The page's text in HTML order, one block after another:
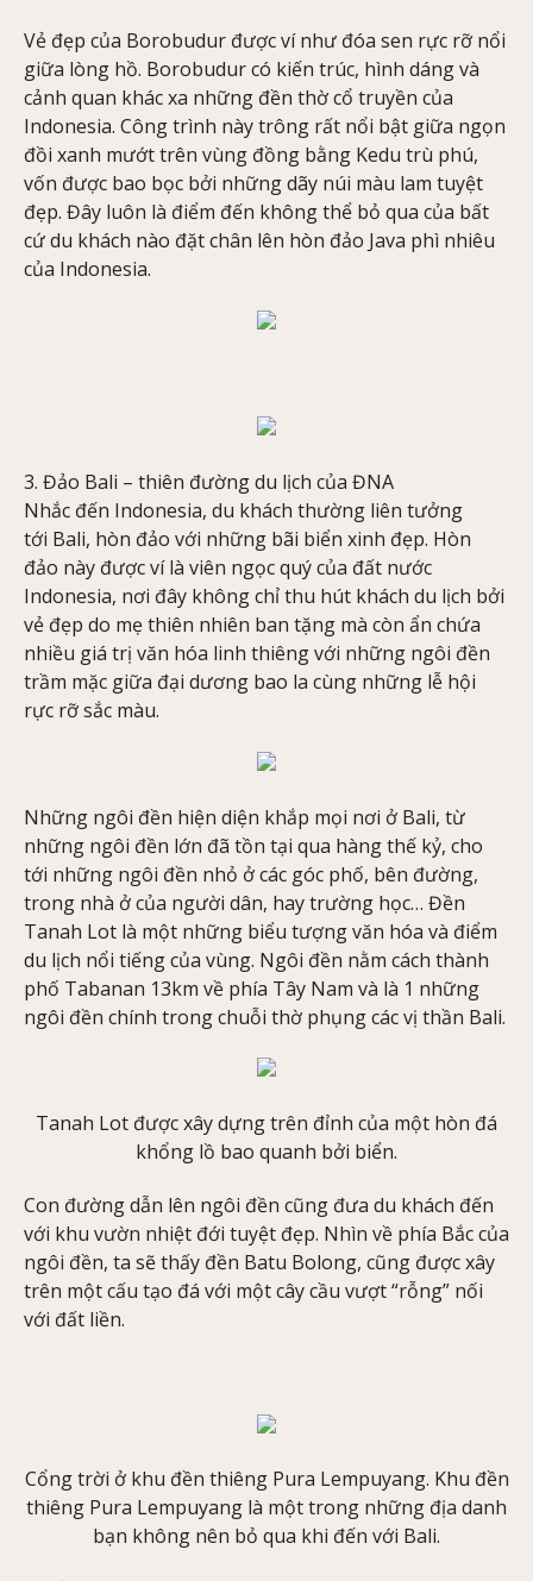
Vẻ đẹp của Borobudur được ví như đóa sen rực rỡ nổi
giữa lòng hồ. Borobudur có kiến trúc, hình dáng và
cảnh quan khác xa những đền thờ cổ truyền của
Indonesia. Công trình này trông rất nổi bật giữa ngọn
đồi xanh mướt trên vùng đồng bằng Kedu trù phú,
vốn được bao bọc bởi những dãy núi màu lam tuyệt
đẹp. Đây luôn là điểm đến không thể bỏ qua của bất
cứ du khách nào đặt chân lên hòn đảo Java phì nhiêu
của Indonesia.
3. Đảo Bali – thiên đường du lịch của ĐNA
Nhắc đến Indonesia, du khách thường liên tưởng
tới Bali, hòn đảo với những bãi biển xinh đẹp. Hòn
đảo này được ví là viên ngọc quý của đất nước
Indonesia, nơi đây không chỉ thu hút khách du lịch bởi
vẻ đẹp do mẹ thiên nhiên ban tặng mà còn ẩn chứa
nhiều giá trị văn hóa linh thiêng với những ngôi đền
trầm mặc giữa đại dương bao la cùng những lễ hội
rực rỡ sắc màu.
Những ngôi đền hiện diện khắp mọi nơi ở Bali, từ
những ngôi đền lớn đã tồn tại qua hàng thế kỷ, cho
tới những ngôi đền nhỏ ở các góc phố, bên đường,
trong nhà ở của người dân, hay trường học… Đền
Tanah Lot là một những biểu tượng văn hóa và điểm
du lịch nổi tiếng của vùng. Ngôi đền nằm cách thành
phố Tabanan 13km về phía Tây Nam và là 1 những
ngôi đền chính trong chuỗi thờ phụng các vị thần Bali.
Tanah Lot được xây dựng trên đỉnh của một hòn đá
khổng lồ bao quanh bởi biển.
Con đường dẫn lên ngôi đền cũng đưa du khách đến
với khu vườn nhiệt đới tuyệt đẹp. Nhìn về phía Bắc của
ngôi đền, ta sẽ thấy đền Batu Bolong, cũng được xây
trên một cấu tạo đá với một cây cầu vượt “rỗng” nối
với đất liền.
Cổng trời ở khu đền thiêng Pura Lempuyang. Khu đền
thiêng Pura Lempuyang là một trong những địa danh
bạn không nên bỏ qua khi đến với Bali.